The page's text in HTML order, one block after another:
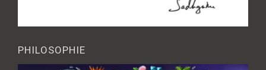
PHILOSOPHIE